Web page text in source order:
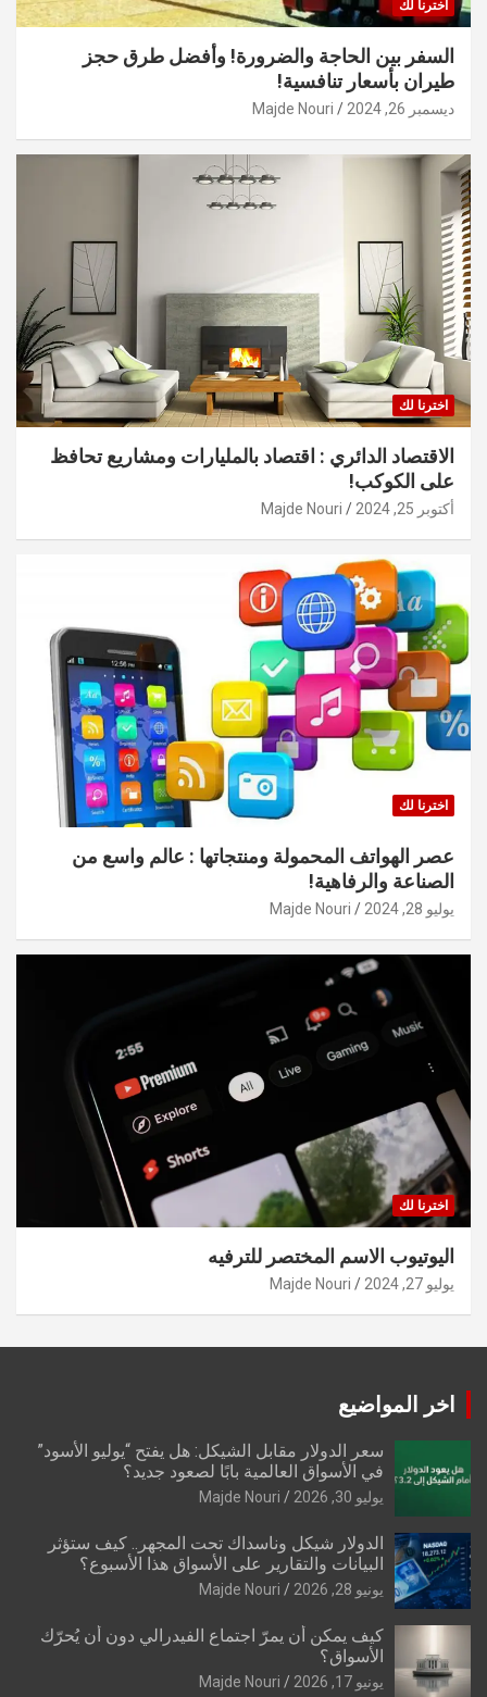
اخترنا لك
السفر بين الحاجة والضرورة! وأفضل طرق حجز
طيران بأسعار تنافسية!
ديسمبر 26, 2024 Majde Nouri
اخترنا لك
الاقتصاد الدائري : اقتصاد بالمليارات ومشاريع تحافظ
على الكوكب!
أكتوبر 25, 2024 Majde Nouri
اخترنا لك
عصر الهواتف المحمولة ومنتجاتها : عالم واسع من
الصناعة والرفاهية!
يوليو 28, 2024 Majde Nouri
اخترنا لك
اليوتيوب الاسم المختصر للترفيه
يوليو 27, 2024 Majde Nouri
اخر المواضيع
سعر الدولار مقابل الشيكل: هل يفتح “يوليو الأسود”
في الأسواق العالمية بابًا لصعود جديد؟
يوليو 30, 2026 Majde Nouri
الدولار شيكل وناسداك تحت المجهر.. كيف ستؤثر
البيانات والتقارير على الأسواق هذا الأسبوع؟
يونيو 28, 2026 Majde Nouri
كيف يمكن أن يمرّ اجتماع الفيدرالي دون أن يُحرّك
الأسواق؟
يونيو 17, 2026 Majde Nouri